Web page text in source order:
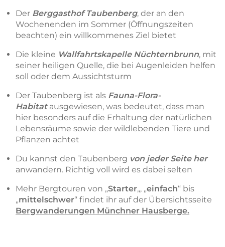
Der Berggasthof Taubenberg, der an den
Wochenenden im Sommer (Öffnungszeiten
beachten) ein willkommenes Ziel bietet
Die kleine Wallfahrtskapelle Nüchternbrunn, mit
seiner heiligen Quelle, die bei Augenleiden helfen
soll oder dem Aussichtsturm
Der Taubenberg ist als Fauna-Flora-
Habitatausgewiesen, was bedeutet, dass man
hier besonders auf die Erhaltung der natürlichen
Lebensräume sowie der wildlebenden Tiere und
Pflanzen achtet
Du kannst den Taubenberg von jeder Seite her
anwandern. Richtig voll wird es dabei selten
Mehr Bergtouren von „Starter„, „einfach“ bis
„mittelschwer“ findet ihr auf der Übersichtsseite
Bergwanderungen Münchner Hausberge.